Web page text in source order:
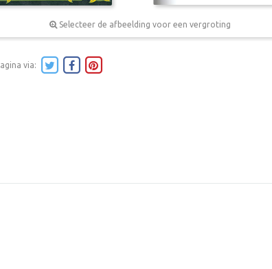
Selecteer de afbeelding voor een vergroting
via: